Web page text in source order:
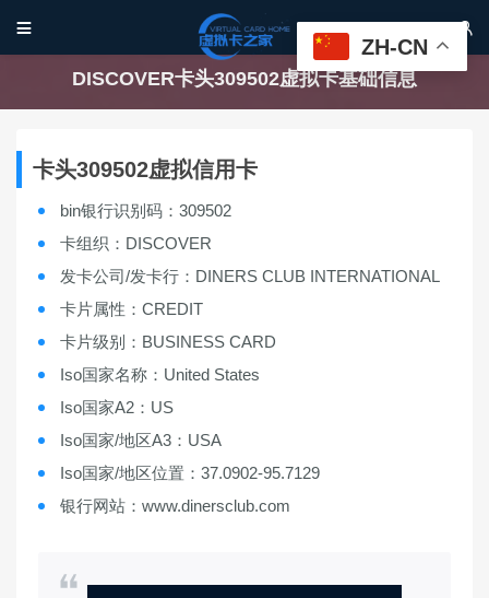
 
DISCOVER卡头309502虚拟卡基础信息
卡头309502虚拟信用卡
bin银行识别码：309502
卡组织：DISCOVER
发卡公司/发卡行：DINERS CLUB INTERNATIONAL
卡片属性：CREDIT
卡片级别：BUSINESS CARD
Iso国家名称：United States
Iso国家A2：US
Iso国家/地区A3：USA
Iso国家/地区位置：37.0902-95.7129
银行网站：www.dinersclub.com
ZH-CN